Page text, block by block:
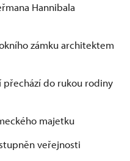
Hannibala
zámku architektem
přechází do rukou rodiny
majetku
veřejnosti